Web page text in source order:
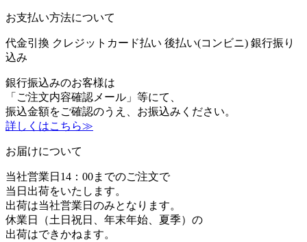
お支払い方法について
代金引換 クレジットカード払い 後払い(コンビニ) 銀行振り
込み
銀行振込みのお客様は
「ご注文内容確認メール」等にて、
振込金額をご確認のうえ、お振込みください。
詳しくはこちら≫
お届けについて
当社営業日14：00までのご注文で
当日出荷をいたします。
出荷は当社営業日のみとなります。
休業日（土日祝日、年末年始、夏季）の
出荷はできかねます。